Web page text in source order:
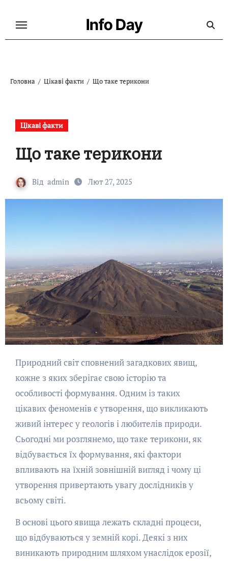
Info Day
Головна Цікаві факти Що таке терикони
Цікаві факти
Що таке терикони
Від admin Лют 27, 2025
Природний світ сповнений загадкових явищ,
кожне з яких зберігає свою історію та
особливості формування. Одним із таких
цікавих феноменів є утворення, що викликають
живий інтерес у геологів і любителів природи.
Сьогодні ми розглянемо, що таке терикони, як
відбувається їх формування, які фактори
впливають на їхній зовнішній вигляд і чому ці
утворення привертають увагу дослідників у
всьому світі.
В основі цього явища лежать складні процеси,
що відбуваються у земній корі. Деякі з них
виникають природним шляхом унаслідок ерозії,